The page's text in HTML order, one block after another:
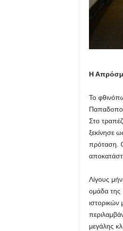
Η
Το
Στο
ξεκίνησε
πρόταση.
Λίγους
ομάδα της
ιστορικών
μεγάλης